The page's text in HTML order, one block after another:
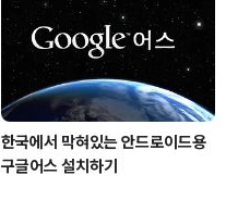
한국에서 막혀있는 안드로이드용
구글어스 설치하기